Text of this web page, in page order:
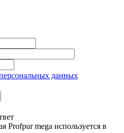
данных
mega используется в